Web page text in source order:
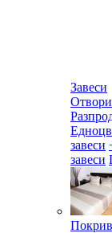
Завеси
завеси
завеси